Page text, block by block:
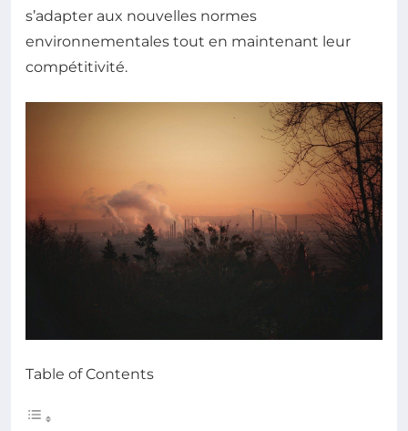
s’adapter aux nouvelles normes
environnementales tout en maintenant leur
compétitivité.
Table of Contents